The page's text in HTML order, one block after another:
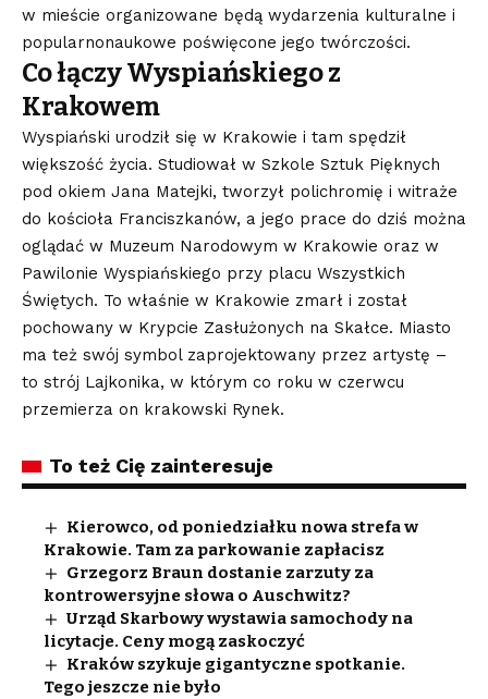
w mieście organizowane będą wydarzenia kulturalne i
popularnonaukowe poświęcone jego twórczości.
Co łączy Wyspiańskiego z
Krakowem
Wyspiański urodził się w Krakowie i tam spędził
większość życia. Studiował w Szkole Sztuk Pięknych
pod okiem Jana Matejki, tworzył polichromię i witraże
do kościoła Franciszkanów, a jego prace do dziś można
oglądać w Muzeum Narodowym w Krakowie oraz w
Pawilonie Wyspiańskiego przy placu Wszystkich
Świętych. To właśnie w Krakowie zmarł i został
pochowany w Krypcie Zasłużonych na Skałce. Miasto
ma też swój symbol zaprojektowany przez artystę –
to strój Lajkonika, w którym co roku w czerwcu
przemierza on krakowski Rynek.
To też Cię zainteresuje
Kierowco, od poniedziałku nowa strefa w
Krakowie. Tam za parkowanie zapłacisz
Grzegorz Braun dostanie zarzuty za
kontrowersyjne słowa o Auschwitz?
Urząd Skarbowy wystawia samochody na
licytacje. Ceny mogą zaskoczyć
Kraków szykuje gigantyczne spotkanie.
Tego jeszcze nie było